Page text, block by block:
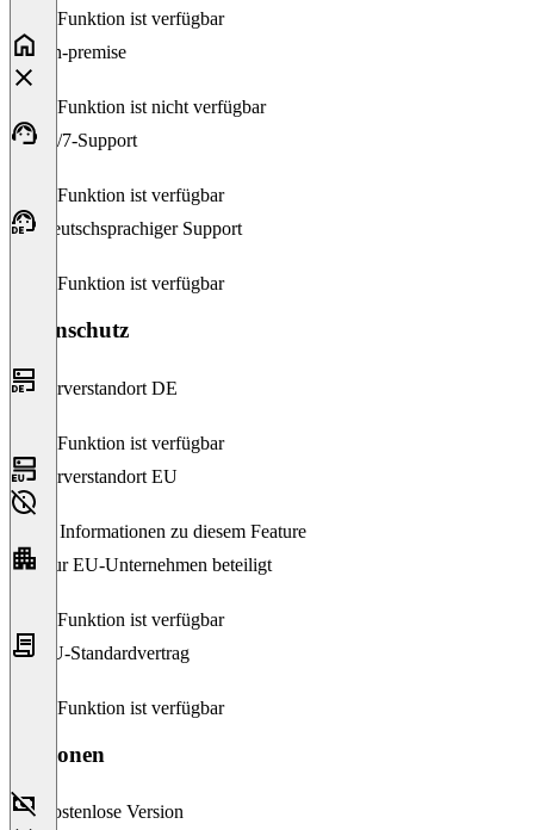
Diese Funktion ist verfügbar
On-premise
Diese Funktion ist nicht verfügbar
24/7-Support
Diese Funktion ist verfügbar
Deutschsprachiger Support
Diese Funktion ist verfügbar
Datenschutz
Serverstandort DE
Diese Funktion ist verfügbar
Serverstandort EU
Keine Informationen zu diesem Feature
Nur EU-Unternehmen beteiligt
Diese Funktion ist verfügbar
EU-Standardvertrag
Diese Funktion ist verfügbar
Versionen
Kostenlose Version